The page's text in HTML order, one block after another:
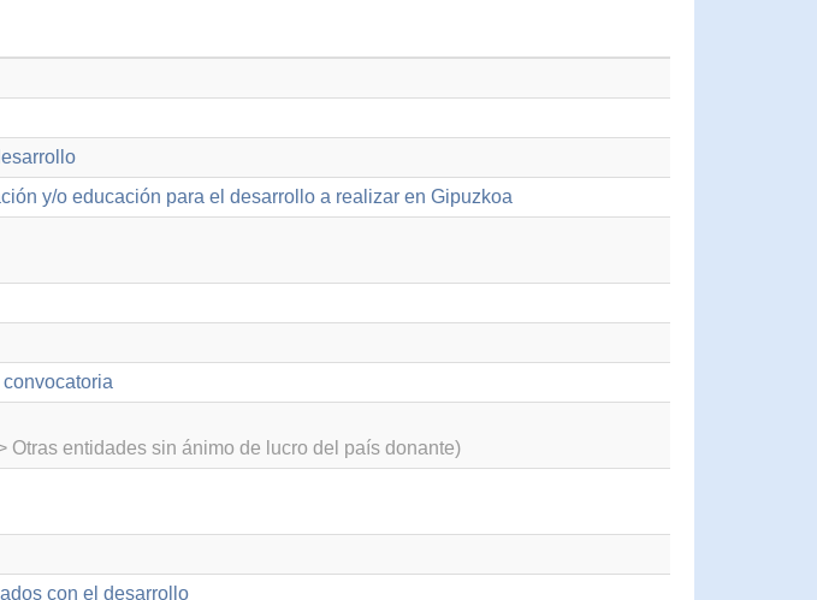
y/o educación para el desarrollo a realizar en Gipuzkoa
entidades sin ánimo de lucro del país donante)
con el desarrollo